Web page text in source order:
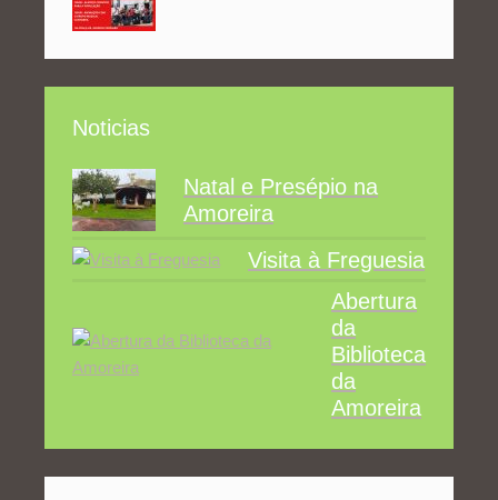
Noticias
Natal e Presépio na
Amoreira
Visita à Freguesia
Abertura
da
Biblioteca
da
Amoreira